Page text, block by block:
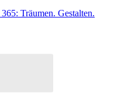
Träumen. Gestalten.